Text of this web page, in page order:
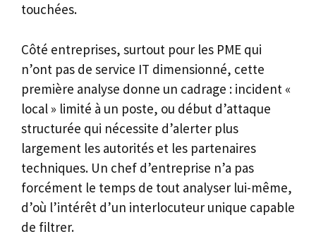
touchées.
Côté entreprises, surtout pour les PME qui
n’ont pas de service IT dimensionné, cette
première analyse donne un cadrage : incident «
local » limité à un poste, ou début d’attaque
structurée qui nécessite d’alerter plus
largement les autorités et les partenaires
techniques. Un chef d’entreprise n’a pas
forcément le temps de tout analyser lui-même,
d’où l’intérêt d’un interlocuteur unique capable
de filtrer.